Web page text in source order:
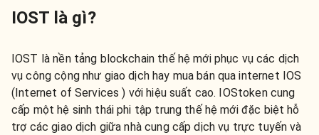
IOST là gì?
IOST là nền tảng blockchain thế hệ mới phục vụ các dịch
vụ công cộng như giao dịch hay mua bán qua internet IOS
(Internet of Services ) với hiệu suất cao. IOStoken cung
cấp một hệ sinh thái phi tập trung thế hệ mới đặc biệt hỗ
trợ các giao dịch giữa nhà cung cấp dịch vụ trực tuyến và